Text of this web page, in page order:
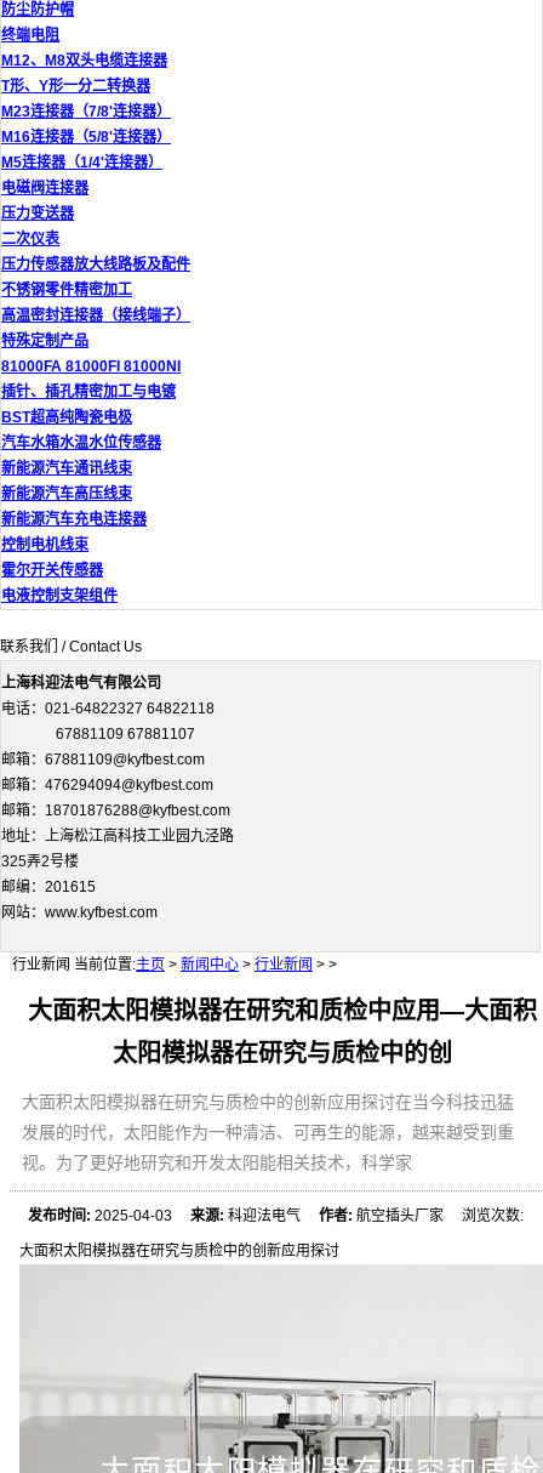
防尘防护帽
终端电阻
M12、M8双头电缆连接器
T形、Y形一分二转换器
M23连接器（7/8'连接器）
M16连接器（5/8'连接器）
M5连接器（1/4'连接器）
电磁阀连接器
压力变送器
二次仪表
压力传感器放大线路板及配件
不锈钢零件精密加工
高温密封连接器（接线端子）
特殊定制产品
81000FA 81000FI 81000NI
插针、插孔精密加工与电镀
BST超高纯陶瓷电极
汽车水箱水温水位传感器
新能源汽车通讯线束
新能源汽车高压线束
新能源汽车充电连接器
控制电机线束
霍尔开关传感器
电液控制支架组件
联系我们 / Contact Us
上海科迎法电气有限公司
电话：021-64822327 64822118
67881109 67881107
邮箱：67881109@kyfbest.com
邮箱：476294094@kyfbest.com
邮箱：18701876288@kyfbest.com
地址：上海松江高科技工业园九泾路
325弄2号楼
邮编：201615
网站：www.kyfbest.com
行业新闻 当前位置:主页 > 新闻中心 > 行业新闻 > >
大面积太阳模拟器在研究和质检中应用—大面积
太阳模拟器在研究与质检中的创
大面积太阳模拟器在研究与质检中的创新应用探讨在当今科技迅猛
发展的时代，太阳能作为一种清洁、可再生的能源，越来越受到重
视。为了更好地研究和开发太阳能相关技术，科学家
发布时间: 2025-04-03来源: 科迎法电气作者: 航空插头厂家 浏览次数:
大面积太阳模拟器在研究与质检中的创新应用探讨